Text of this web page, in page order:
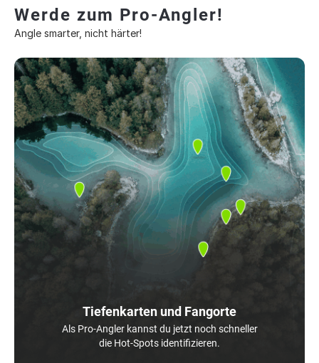
Werde zum Pro-Angler!
Angle smarter, nicht härter!
Tiefenkarten und Fangorte
Als Pro-Angler kannst du jetzt noch schneller
die Hot-Spots identifizieren.